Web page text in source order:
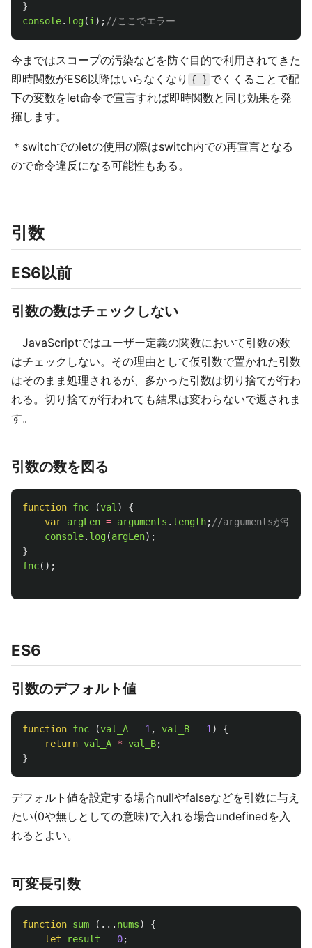
}
console. log(i ); //ここでエラー
今まではスコープの汚染などを防ぐ目的で利用されてきた
即時関数がES6以降はいらなくなり { } でくくることで配
下の変数をlet命令で宣言すれば即時関数と同じ効果を発
揮します。
＊switchでのletの使用の際はswitch内での再宣言となる
ので命令違反になる可能性もある。
引数
ES6以前
引数の数はチェックしない
JavaScriptではユーザー定義の関数において引数の数
はチェックしない。その理由として仮引数で置かれた引数
はそのまま処理されるが、多かった引数は切り捨てが行わ
れる。切り捨てが行われても結果は変わらないで返されま
す。
引数の数を図る
function fnc (val )
{
var argLen = arguments . length; //argumentsが引数
console. log(argLen);
}
fnc();
ES6
引数のデフォルト値
function fnc (val_A = 1 , val_B = 1 )
{
return val_A * val_B;
}
デフォルト値を設定する場合nullやfalseなどを引数に与え
たい(0や無しとしての意味)で入れる場合undefinedを入
れるとよい。
可変長引数
function sum (... nums)
{
let
result = 0;